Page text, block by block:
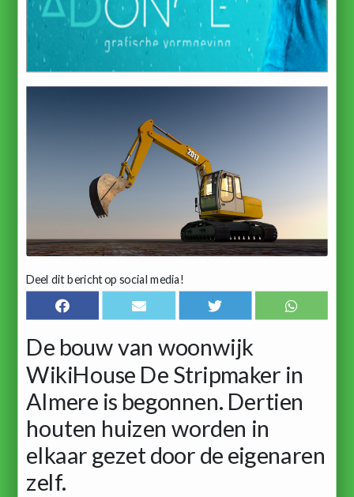
Deel dit bericht op social media!
De bouw van woonwijk
WikiHouse De Stripmaker in
Almere is begonnen. Dertien
houten huizen worden in
elkaar gezet door de eigenaren
zelf.